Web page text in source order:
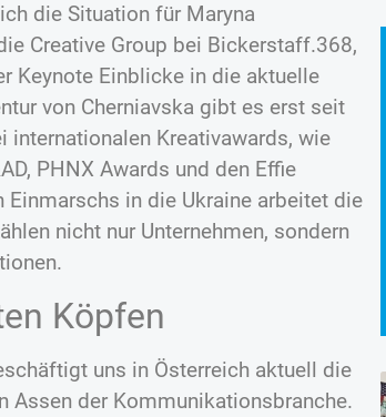
die Situation für Maryna
Creative Group bei Bickerstaff.368,
Keynote Einblicke in die aktuelle
von Cherniavska gibt es erst seit
internationalen Kreativawards, wie
PHNX Awards und den Effie
in die Ukraine arbeitet die
nicht nur Unternehmen, sondern
Köpfen
uns in Österreich aktuell die
Assen der Kommunikationsbranche.